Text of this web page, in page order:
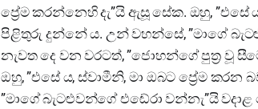
ප්‍රේම කරන්නෙහි දැ”යි ඇසූ සේක. ඔහු, ”එසේ
පිළිතුරු දුන්නේ ය. උන් වහන්සේ, ”මාගේ
නැවත දෙ වන වරටත්, ”ජොහන්ගේ පුත්‍ර වූ
ඔහු, ”එසේ ය, ස්වාමීනි, මා ඔබට ප්‍රේම
”මාගේ බැටළුවන්ගේ එඬේරා වන්නැ”යි